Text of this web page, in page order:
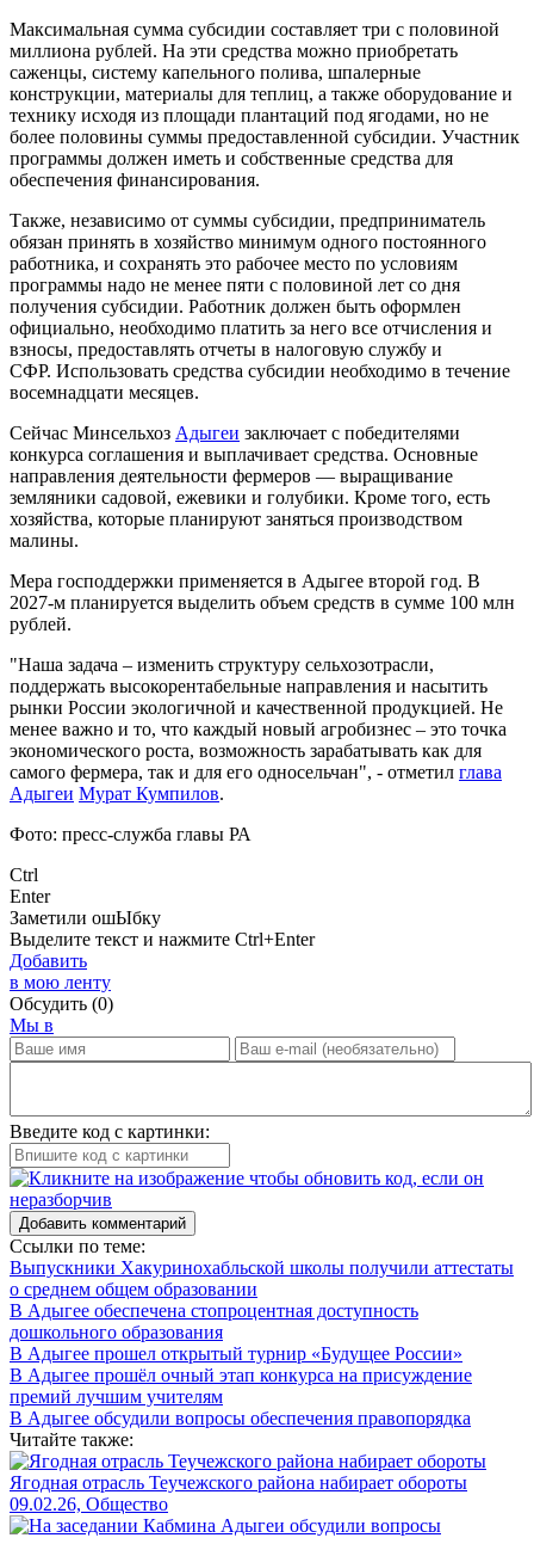
Максимальная сумма субсидии составляет три с половиной
миллиона рублей. На эти средства можно приобретать
саженцы, систему капельного полива, шпалерные
конструкции, материалы для теплиц, а также оборудование и
технику исходя из площади плантаций под ягодами, но не
более половины суммы предоставленной субсидии. Участник
программы должен иметь и собственные средства для
обеспечения финансирования.
Также, независимо от суммы субсидии, предприниматель
обязан принять в хозяйство минимум одного постоянного
работника, и сохранять это рабочее место по условиям
программы надо не менее пяти с половиной лет со дня
получения субсидии. Работник должен быть оформлен
официально, необходимо платить за него все отчисления и
взносы, предоставлять отчеты в налоговую службу и
СФР. Использовать средства субсидии необходимо в течение
восемнадцати месяцев.
Сейчас Минсельхоз Адыгеи заключает с победителями
конкурса соглашения и выплачивает средства. Основные
направления деятельности фермеров — выращивание
земляники садовой, ежевики и голубики. Кроме того, есть
хозяйства, которые планируют заняться производством
малины.
Мера господдержки применяется в Адыгее второй год. В
2027-м планируется выделить объем средств в сумме 100 млн
рублей.
"Наша задача – изменить структуру сельхозотрасли,
поддержать высокорентабельные направления и насытить
рынки России экологичной и качественной продукцией. Не
менее важно и то, что каждый новый агробизнес – это точка
экономического роста, возможность зарабатывать как для
самого фермера, так и для его односельчан", - отметил глава
Адыгеи Мурат Кумпилов.
Фото: пресс-служба главы РА
Ctrl
Enter
Заметили ошЫбку
Выделите текст и нажмите Ctrl+Enter
Добавить
в мою ленту
Обсудить (0)
Мы в
Введите код с картинки:
Добавить комментарий
Ссылки по теме:
Выпускники Хакуринохабльской школы получили аттестаты
о среднем общем образовании
В Адыгее обеспечена стопроцентная доступность
дошкольного образования
В Адыгее прошел открытый турнир «Будущее России»
В Адыгее прошёл очный этап конкурса на присуждение
премий лучшим учителям
В Адыгее обсудили вопросы обеспечения правопорядка
Читайте также:
Ягодная отрасль Теучежского района набирает обороты
09.02.26, Общество